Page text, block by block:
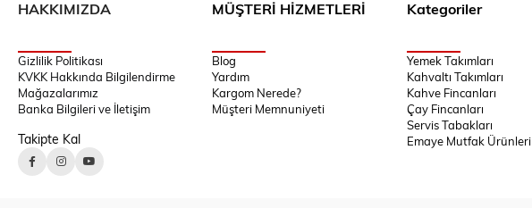
HAKKIMIZDA
Gizlilik Politikası
KVKK Hakkında Bilgilendirme
Mağazalarımız
Banka Bilgileri ve İletişim
Takipte Kal
MÜŞTERİ HİZMETLERİ
Blog
Yardım
Kargom Nerede?
Müşteri Memnuniyeti
Kategoriler
Yemek Takımları
Kahvaltı Takımları
Kahve Fincanları
Çay Fincanları
Servis Tabakları
Emaye Mutfak Ürünleri